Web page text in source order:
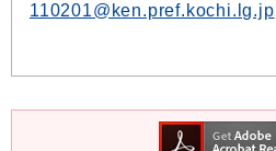
110201@ken.pref.kochi.lg.jp